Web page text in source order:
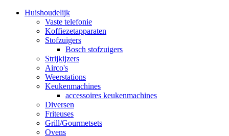
Huishoudelijk
Vaste telefonie
Koffiezetapparaten
Stofzuigers
Bosch stofzuigers
Strijkijzers
Airco's
Weerstations
Keukenmachines
accessoires keukenmachines
Diversen
Friteuses
Grill/Gourmetsets
Ovens